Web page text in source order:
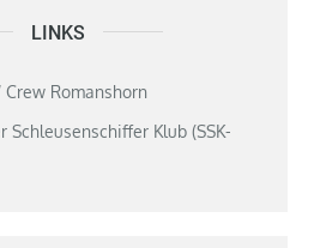
LINKS
Crew Romanshorn
Schleusenschiffer Klub (SSK-